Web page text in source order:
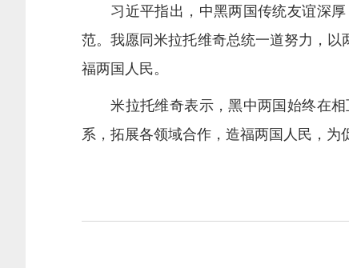
习近平指出，中黑两国传统友谊深厚
范。我愿同米拉托维奇总统一道努力，
福两国人民。
米拉托维奇表示，黑中两国始终在相
系，拓展各领域合作，造福两国人民，为